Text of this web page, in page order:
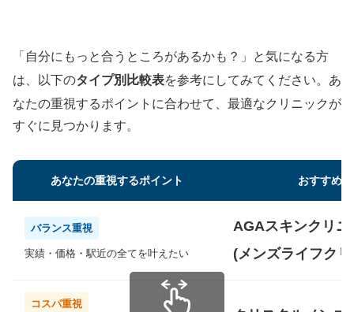
「自分にもっと合うところがあるかも？」と気になる方
は、以下のタイプ別比較表を参考にしてみてください。あ
なたの重視するポイントに合わせて、最適なクリニックが
すぐに見つかります。
あなたの重視するポイント おすすめ
バランス重視
実績・価格・駅近の全てを叶えたい
AGAスキンクリニ
(メンズライフク
コスパ重視